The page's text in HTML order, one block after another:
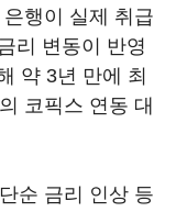
행이 실제 취급
리 변동이 반영
약 3년 만에 최
코픽스 연동 대
순 금리 인상 등